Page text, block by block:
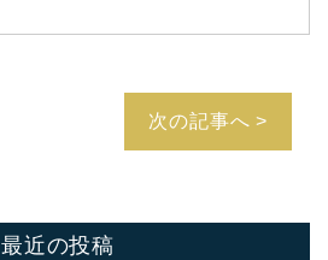
次の記事へ >
最近の投稿